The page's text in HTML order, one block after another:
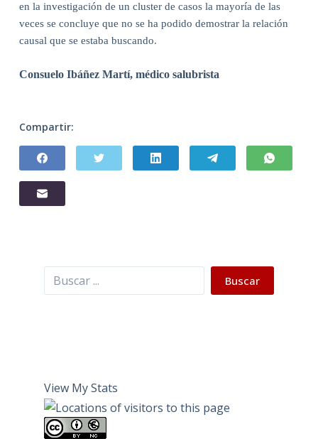
en la investigación de un cluster de casos la mayoría de las
veces se concluye que no se ha podido demostrar la relación
causal que se estaba buscando.
Consuelo Ibáñez Martí, médico salubrista
Compartir:
Buscar Buscar
View My Stats